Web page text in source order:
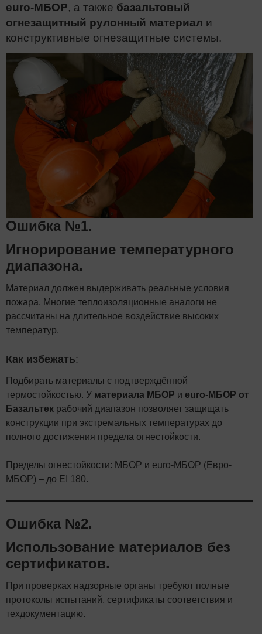
euro-МБОР, а также базальтовый
огнезащитный рулонный материал и
конструктивные огнезащитные системы.
Ошибка №1.
Игнорирование температурного
диапазона.
Материал должен выдерживать реальные условия
пожара. Многие теплоизоляционные аналоги не
рассчитаны на длительное воздействие высоких
температур.
Как избежать:
Подбирать материалы с подтверждённой
термостойкостью. У материала МБОР и euro-МБОР от
Базальтек рабочий диапазон позволяет защищать
конструкции при экстремальных температурах до
полного достижения предела огнестойкости.
Пределы огнестойкости: МБОР и euro-МБОР (Евро-
МБОР) – до EI 180.
Ошибка №2.
Использование материалов без
сертификатов.
При проверках надзорные органы требуют полные
протоколы испытаний, сертификаты соответствия и
техдокументацию.